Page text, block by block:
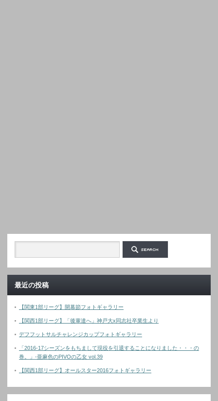
最近の投稿
【関東1部リーグ】開幕節フォトギャラリー
【関西1部リーグ】「後輩達へ」神戸大x同志社卒業生より
デフフットサルチャレンジカップフォトギャラリー
「2016-17シーズンをもちまして現役を引退することになりました・・・の
巻。」-亜麻色のPIVOの乙女 vol.39
【関西1部リーグ】オールスター2016フォトギャラリー